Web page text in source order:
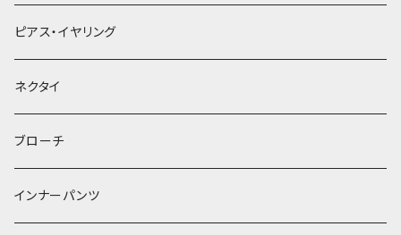
ヘアクリップ
ヘッドドレス・カチューシャ
ヘアゴム
簪
ピアス・イヤリング
ネクタイ
ブローチ
インナーパンツ